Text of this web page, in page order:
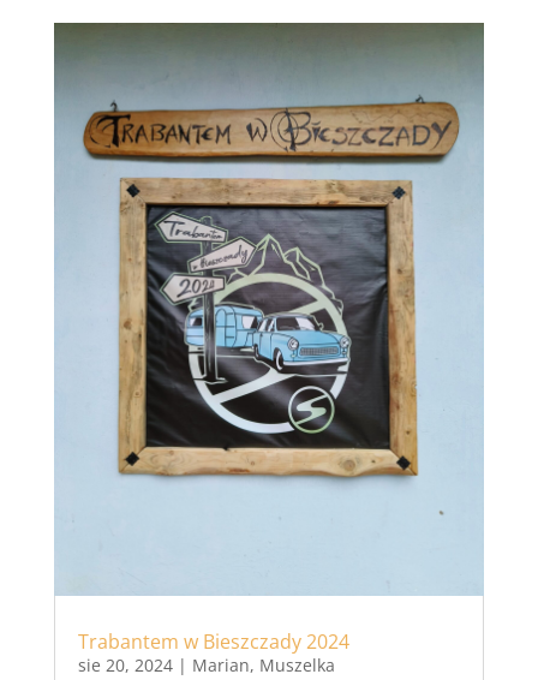
Trabantem w Bieszczady 2024
sie 20, 2024| Marian, Muszelka